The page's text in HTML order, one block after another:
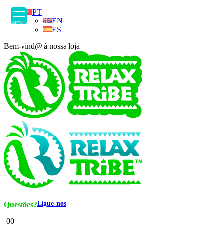
MENU
PT
EN
ES
Bem-vind@ à nossa loja
Questões?Ligue-nos
00